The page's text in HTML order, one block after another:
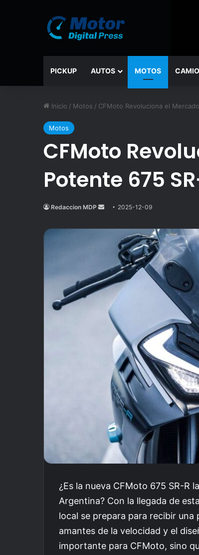
PICKUP AUTOS MOTOS
Inicio / Motos / CFMoto Revoluciona el
Motos
CFMoto
Potente 675
Redaccion MDP
Send
email
2025-12-09
¿Es la nueva CFMoto 675 SR-R
Argentina? Con la llegada de
local se prepara para recibir
amantes de la velocidad y el
importante para CFMoto, sino